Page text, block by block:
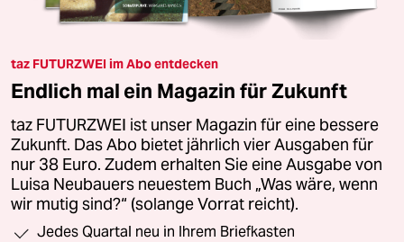
taz FUTURZWEI im Abo entdecken
Endlich mal ein Magazin für Zukunft
taz FUTURZWEI ist unser Magazin für eine bessere
Zukunft. Das Abo bietet jährlich vier Ausgaben für
nur 38 Euro. Zudem erhalten Sie eine Ausgabe von
Luisa Neubauers neuestem Buch „Was wäre, wenn
wir mutig sind?“ (solange Vorrat reicht).
Jedes Quartal neu in Ihrem Briefkasten